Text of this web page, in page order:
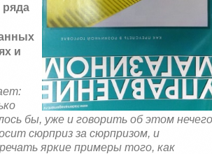
и
бы, уже и говорить об этом
сюрприз за сюрпризом, и
яркие примеры того, как